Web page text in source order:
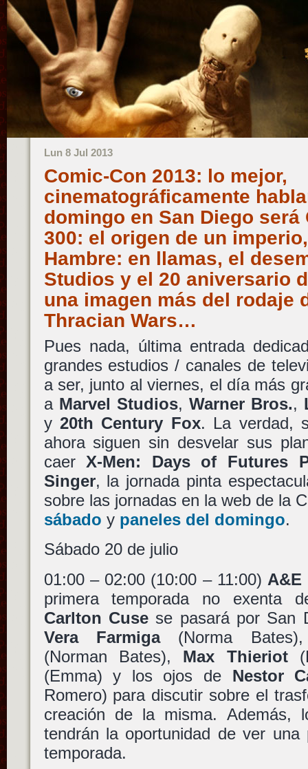
Lun 8 Jul 2013
Comic-Con 2013: lo mejor,
cinematográficamente
domingo en San Diego será
300: el origen de un
Hambre: en llamas, el
Studios y el 20 aniversario
una imagen más del rodaje
Thracian Wars…
Pues nada, última entrada
grandes estudios / canales de
a ser, junto al viernes, el día más
a Marvel Studios, Warner Bros.,
y 20th Century Fox. La verdad,
ahora siguen sin desvelar sus
caer X-Men: Days of Futures
Singer, la jornada pinta
sobre las jornadas en la web de la
sábado y paneles del domingo.
Sábado 20 de julio
01:00 – 02:00 (10:00 – 11:00) A&E
primera temporada no exenta
Carlton Cusese pasará por San
Vera Farmiga(Norma
(Norman Bates), Max Thieriot
(Emma) y los ojos de Nestor
Romero) para discutir sobre el
creación de la misma. Además,
tendrán la oportunidad de ver una
temporada.